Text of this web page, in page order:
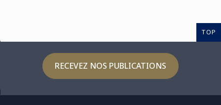
TOP
RECEVEZ NOS PUBLICATIONS